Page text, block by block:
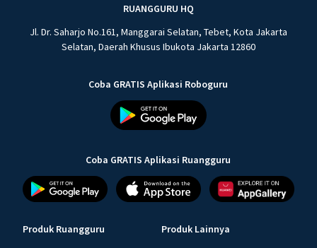
RUANGGURU HQ
Jl. Dr. Saharjo No.161, Manggarai Selatan, Tebet, Kota Jakarta
Selatan, Daerah Khusus Ibukota Jakarta 12860
Coba GRATIS Aplikasi Roboguru
Coba GRATIS Aplikasi Ruangguru
Produk Ruangguru Produk Lainnya